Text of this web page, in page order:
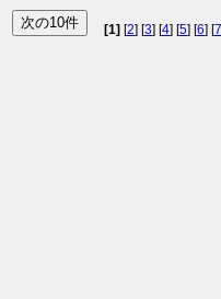
[1] [2] [3] [4] [5] [6] [7